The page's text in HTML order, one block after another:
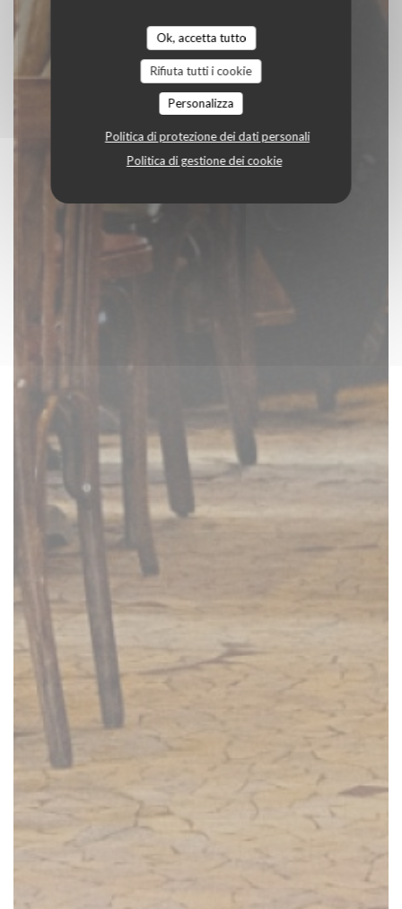
Ok, accetta tutto
Rifiuta tutti i cookie
Personalizza
Politica di protezione dei dati personali
Politica di gestione dei cookie